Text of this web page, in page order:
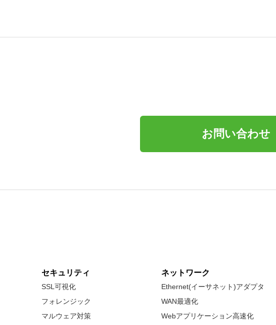
お問い合わせ
セキュリティ
SSL可視化
フォレンジック
マルウェア対策
ネットワーク
Ethernet(イーサネット)アダプタ
WAN最適化
Webアプリケーション高速化